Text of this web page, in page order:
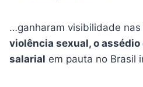
…ganharam visibilidade
violência sexual, o
salarial em pauta no Brasil